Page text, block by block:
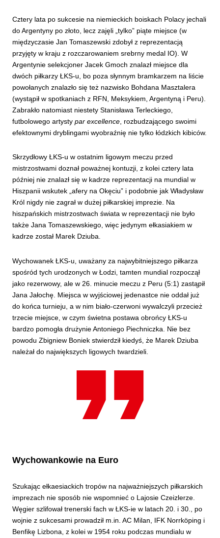
Cztery lata po sukcesie na niemieckich boiskach Polacy jechali
do Argentyny po złoto, lecz zajęli „tylko” piąte miejsce (w
międzyczasie Jan Tomaszewski zdobył z reprezentacją
przyjęty w kraju z rozczarowaniem srebrny medal IO). W
Argentynie selekcjoner Jacek Gmoch znalazł miejsce dla
dwóch piłkarzy ŁKS-u, bo poza słynnym bramkarzem na liście
powołanych znalazło się też nazwisko Bohdana Masztalera
(wystąpił w spotkaniach z RFN, Meksykiem, Argentyną i Peru).
Zabrakło natomiast niestety Stanisława Terleckiego,
futbolowego artysty par excellence , rozbudzającego swoimi
efektownymi dryblingami wyobraźnię nie tylko łódzkich kibiców.
Skrzydłowy ŁKS-u w ostatnim ligowym meczu przed
mistrzostwami doznał poważnej kontuzji, z kolei cztery lata
później nie znalazł się w kadrze reprezentacji na mundial w
Hiszpanii wskutek „afery na Okęciu” i podobnie jak Władysław
Król nigdy nie zagrał w dużej piłkarskiej imprezie. Na
hiszpańskich mistrzostwach świata w reprezentacji nie było
także Jana Tomaszewskiego, więc jedynym ełkasiakiem w
kadrze został Marek Dziuba.
Wychowanek ŁKS-u, uważany za najwybitniejszego piłkarza
spośród tych urodzonych w Łodzi, tamten mundial rozpoczął
jako rezerwowy, ale w 26. minucie meczu z Peru (5:1) zastąpił
Jana Jałochę. Miejsca w wyjściowej jedenastce nie oddał już
do końca turnieju, a w nim biało-czerwoni wywalczyli przecież
trzecie miejsce, w czym świetna postawa obrońcy ŁKS-u
bardzo pomogła drużynie Antoniego Piechniczka. Nie bez
powodu Zbigniew Boniek stwierdził kiedyś, że Marek Dziuba
należał do największych ligowych twardzieli.
Wychowankowie na Euro
Szukając ełkaesiackich tropów na najważniejszych piłkarskich
imprezach nie sposób nie wspomnieć o Lajosie Czeizlerze.
Węgier szlifował trenerski fach w ŁKS-ie w latach 20. i 30., po
wojnie z sukcesami prowadził m.in. AC Milan, IFK Norrköping i
Benfikę Lizbona, z kolei w 1954 roku podczas mundialu w